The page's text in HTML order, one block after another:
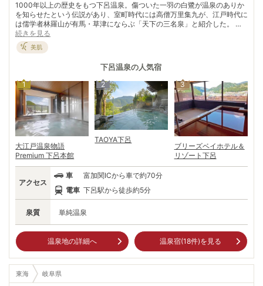
1000年以上の歴史をもつ下呂温泉。傷ついた一羽の白鷺が温泉のありか
を知らせたという伝説があり、室町時代には高僧万里集九が、江戸時代に
は儒学者林羅山が有馬・草津にならぶ「天下の三名泉」と紹介した。 昭
和49年に温泉資源の保護、安定供給のため温泉の集中管理を行い、加温
や加水せず、温泉を旅館などに供給している。源泉温度は最高84℃、共
有温度は55℃のアルカリ性単純温泉。ツルツルスベスベした肌触りから
別名「美人の湯」とも呼ばれている。 飛騨川を中心とした温泉街には湯
めぐりができる多数の施設があるので、「湯めぐり手形」を片手に散策を
楽しもう。地元スイーツや、名産の飛騨牛グルメの食べ歩きも楽しめる。
電車でのアクセスも良く、一年中観光客の絶えない温泉地だ。
続きを見る
美肌
下呂温泉の人気宿
1
大江戸温泉物語
Premium 下呂本館
2
TAOYA下呂
3
ブリーズベイホテル＆
リゾート下呂
泉質 単純温泉
アクセス
車
富加関ICから車で約70分
電車 下呂駅から徒歩約5分
温泉地の詳細へ 温泉宿(18件)を見る
東海 岐阜県